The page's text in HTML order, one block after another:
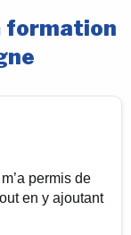
formation
permis de
en y ajoutant